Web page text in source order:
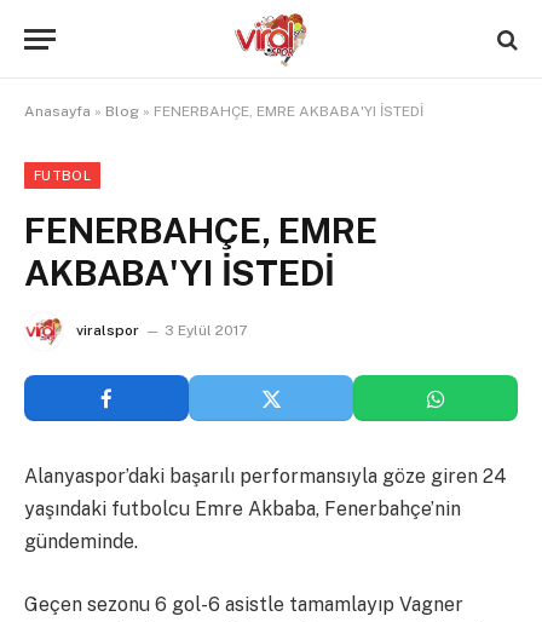
Anasayfa » Blog » FENERBAHÇE, EMRE AKBABA'YI İSTEDİ
FUTBOL
FENERBAHÇE, EMRE
AKBABA'YI İSTEDİ
viralspor 3 Eylül 2017
Alanyaspor’daki başarılı performansıyla göze giren 24
yaşındaki futbolcu Emre Akbaba, Fenerbahçe’nin
gündeminde.
Geçen sezonu 6 gol-6 asistle tamamlayıp Vagner